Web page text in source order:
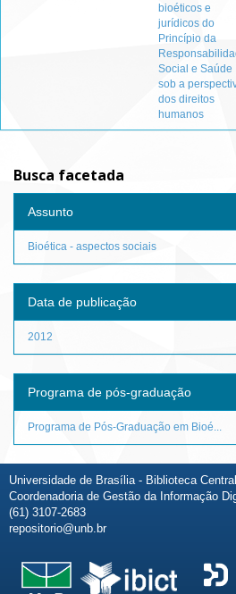
bioéticos e
jurídicos do
Princípio da
Social e Saúde
sob a
dos direitos
humanos
Busca facetada
Assunto
Bioética - aspectos sociais
Data de publicação
2012
Programa de pós-graduação
Programa de Pós-Graduação em Bioé...
Universidade de Brasília - Biblioteca Central
Coordenadoria de Gestão da Informação
(61) 3107-2683
repositorio@unb.br